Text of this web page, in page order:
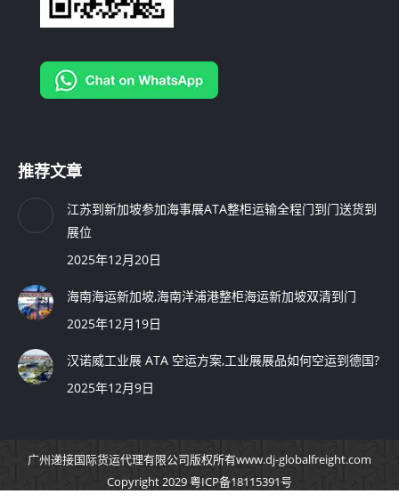
推荐文章
江苏到新加坡参加海事展ATA整柜运输全程门到门送货到
展位
2025年12月20日
海南海运新加坡,海南洋浦港整柜海运新加坡双清到门
2025年12月19日
汉诺威工业展 ATA 空运方案,工业展展品如何空运到德国?
2025年12月9日
广州递接国际货运代理有限公司版权所有www.dj-globalfreight.com
Copyright 2029 粤ICP备18115391号